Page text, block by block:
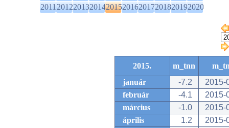
2011201220132014201520162017201820192020
2015. m_tnn
január
-7.2
2015-
február
-4.1
2015-
március
-1.0
2015-
április
1.2
2015-